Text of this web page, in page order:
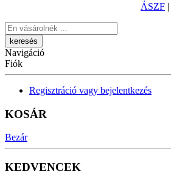
ÁSZF |
Keresés
Navigáció
Fiók
Regisztráció vagy bejelentkezés
KOSÁR
Bezár
KEDVENCEK